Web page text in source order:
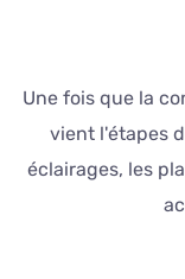
Une fois que la
vient l'étapes
éclairages, les